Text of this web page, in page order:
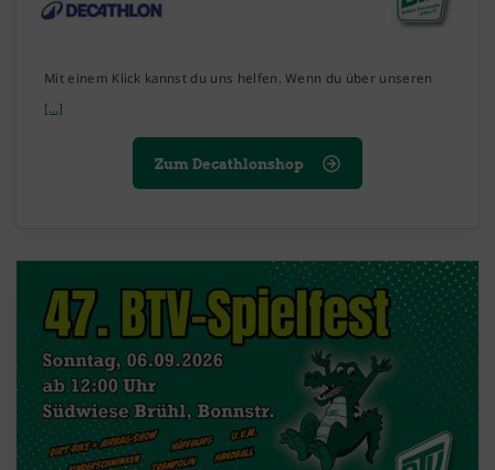
Mit einem Klick kannst du uns helfen. Wenn du über unseren
[...]
Zum Decathlonshop